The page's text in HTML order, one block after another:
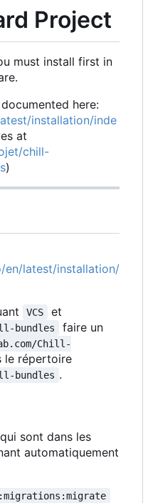
Project
must install first in
here:
installation/inde
at
chill-
)
en/latest/installation/
VCS et
bundles
faire un
Chill-
le répertoire
bundles .
sont dans les
automatiquement